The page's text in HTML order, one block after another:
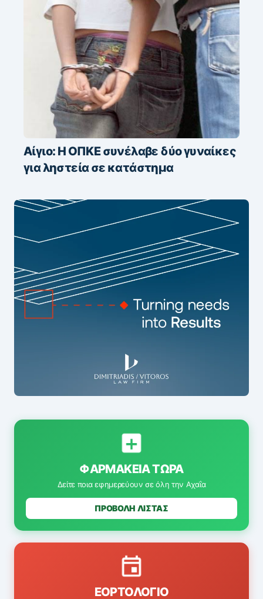
Αίγιο: Η ΟΠΚΕ συνέλαβε δύο γυναίκες
για ληστεία σε κατάστημα
ΦΑΡΜΑΚΕΊΑ ΤΏΡΑ
Δείτε ποια εφημερεύουν σε όλη την Αχαΐα
ΠΡΟΒΟΛΗ ΛΙΣΤΑΣ
ΕΟΡΤΟΛΌΓΙΟ